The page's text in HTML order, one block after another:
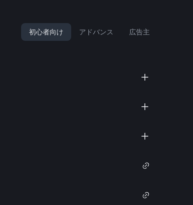
初心者向け アドバンス 広告主